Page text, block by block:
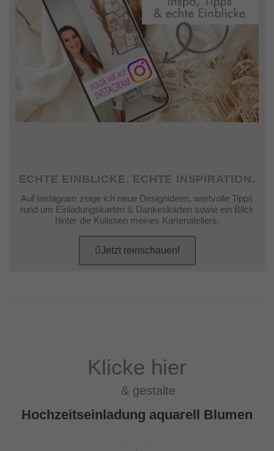
ECHTE EINBLICKE. ECHTE INSPIRATION.
Auf Instagram zeige ich neue Designideen, wertvolle Tipps
rund um Einladungskarten & Dankeskarten sowie ein Blick
hinter die Kulissen meines Kartenateliers.
Jetzt reinschauen!
Klicke hier
& gestalte
Hochzeitseinladung aquarell Blumen